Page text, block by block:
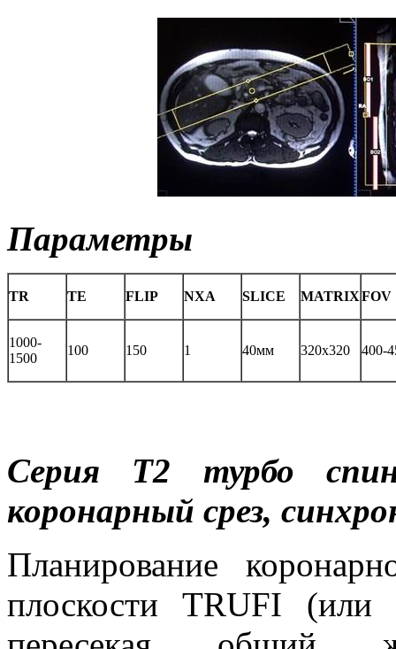
Параметры
TR TE FLIP NXA SLICE MATRIXFOV
1000-
1500
100 150 1 40мм 320x320 400-
Серия Т2 турбо
коронарный срез,
Планирование
плоскости TRUFI (или